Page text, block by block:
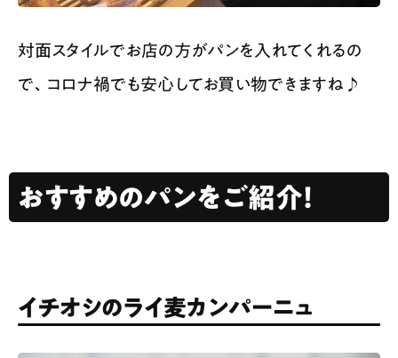
対面スタイルでお店の方がパンを入れてくれるの
で、コロナ禍でも安心してお買い物できますね♪
おすすめのパンをご紹介！
イチオシのライ麦カンパーニュ